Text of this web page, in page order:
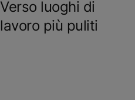
Verso luoghi di
lavoro più puliti